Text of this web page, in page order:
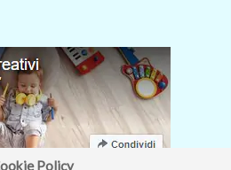
Policy